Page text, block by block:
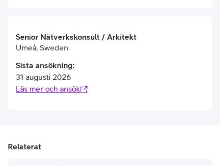
Senior Nätverkskonsult / Arkitekt
Umeå, Sweden
Sista ansökning:
31 augusti 2026
Läs mer och ansök
Relaterat